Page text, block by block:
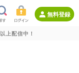
無料登録
以上配信中！